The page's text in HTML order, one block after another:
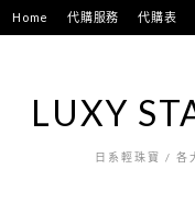
跳
至
Home 代購服務 代購表
LUXY
日系輕珠寶 / 各